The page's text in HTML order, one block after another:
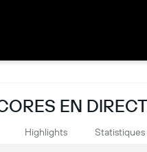
EN DIRECT
Highlights Statistiques